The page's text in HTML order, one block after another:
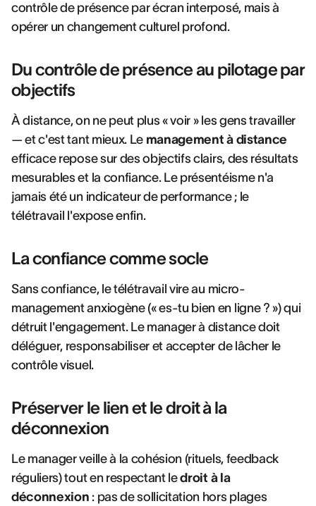
contrôle de présence par écran interposé, mais à
opérer un changement culturel profond.
Du contrôle de présence au pilotage par
objectifs
À distance, on ne peut plus « voir » les gens travailler
— et c'est tant mieux. Le management à distance
efficace repose sur des objectifs clairs, des résultats
mesurables et la confiance. Le présentéisme n'a
jamais été un indicateur de performance ; le
télétravail l'expose enfin.
La confiance comme socle
Sans confiance, le télétravail vire au micro-
management anxiogène (« es-tu bien en ligne ? ») qui
détruit l'engagement. Le manager à distance doit
déléguer, responsabiliser et accepter de lâcher le
contrôle visuel.
Préserver le lien et le droit à la
déconnexion
Le manager veille à la cohésion (rituels, feedback
réguliers) tout en respectant ledroit à la
déconnexion : pas de sollicitation hors plages